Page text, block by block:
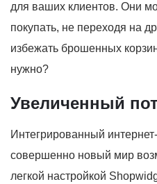
для ваших клиентов. Они
покупать, не переходя на
избежать брошенных
нужно?
Увеличенный
Интегрированный
совершенно новый мир
легкой настройкой